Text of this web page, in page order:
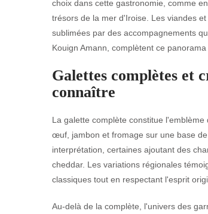
choix dans cette gastronomie, comme
trésors de la mer d'Iroise. Les viandes
sublimées par des accompagnements
Kouign Amann, complètent ce
Galettes complètes et
connaître
La galette complète constitue
œuf, jambon et fromage sur une base
interprétation, certaines ajoutant des
cheddar. Les variations régionales
classiques tout en respectant l'esprit
Au-delà de la complète, l'univers des